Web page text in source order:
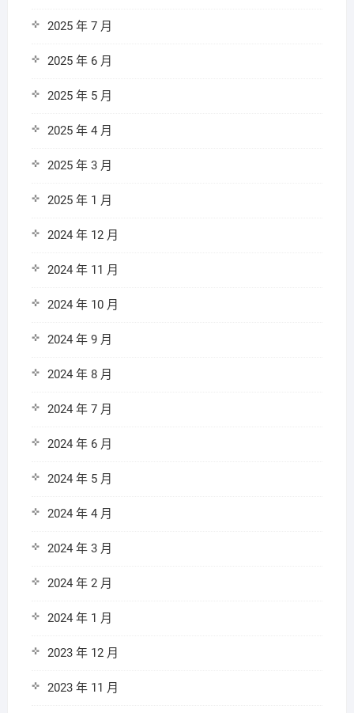
2025 年 7 月
2025 年 6 月
2025 年 5 月
2025 年 4 月
2025 年 3 月
2025 年 1 月
2024 年 12 月
2024 年 11 月
2024 年 10 月
2024 年 9 月
2024 年 8 月
2024 年 7 月
2024 年 6 月
2024 年 5 月
2024 年 4 月
2024 年 3 月
2024 年 2 月
2024 年 1 月
2023 年 12 月
2023 年 11 月